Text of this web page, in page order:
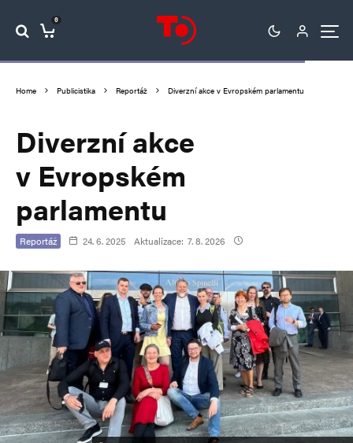
0
Home Publicistika Reportáž Diverzní akce v Evropském parlamentu
Diverzní akce
v Evropském
parlamentu
Reportáž 24. 6. 2025 Aktualizace: 7. 8. 2026